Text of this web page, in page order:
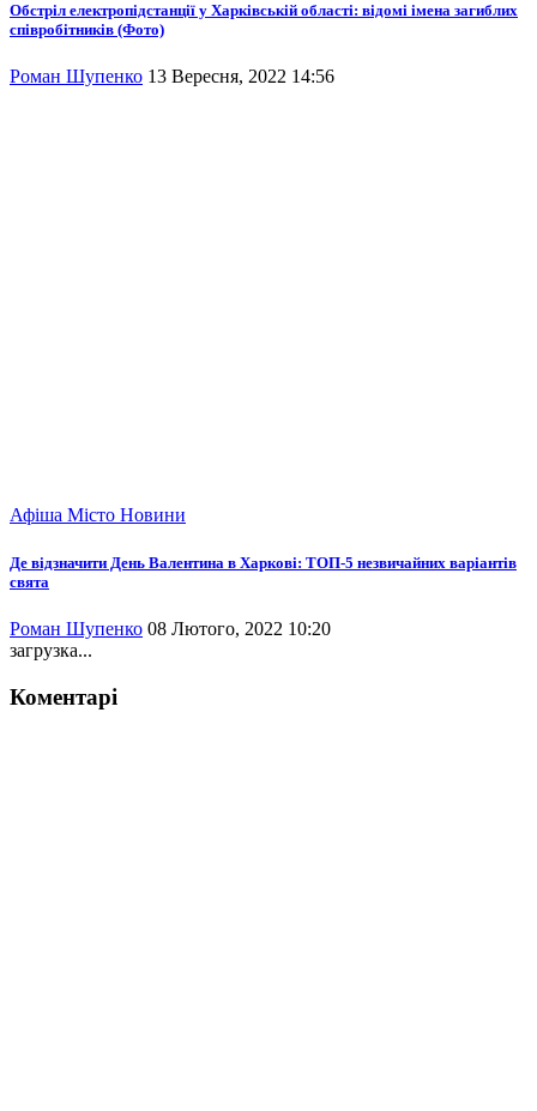
Обстріл електропідстанції у Харківській області: відомі імена загиблих
співробітників (Фото)
Роман Шупенко 13 Вересня, 2022 14:56
Афіша Місто Новини
Де відзначити День Валентина в Харкові: ТОП-5 незвичайних варіантів
свята
Роман Шупенко 08 Лютого, 2022 10:20
загрузка...
Коментарі